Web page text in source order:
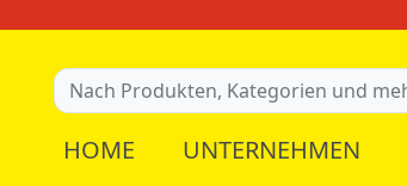
HOME UNTERNEHMEN